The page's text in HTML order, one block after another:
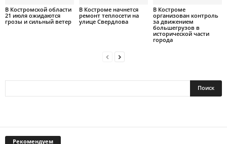
В Костромской области
21 июля ожидаются
грозы и сильный ветер
В Костроме начнется
ремонт теплосети на
улице Свердлова
В Костроме
организован контроль
за движением
большегрузов в
исторической части
города
Рекомендуем